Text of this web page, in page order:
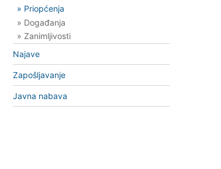
» Priopćenja
» Događanja
» Zanimljivosti
Najave
Zapošljavanje
Javna nabava